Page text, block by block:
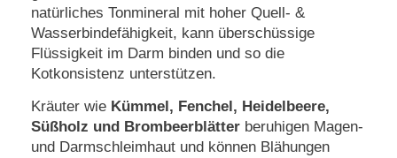
natürliches Tonmineral mit hoher Quell- &
Wasserbindefähigkeit, kann überschüssige
Flüssigkeit im Darm binden und so die
Kotkonsistenz unterstützen.
Kräuter wie Kümmel, Fenchel, Heidelbeere,
Süßholz und Brombeerblätterberuhigen Magen-
und Darmschleimhaut und können Blähungen